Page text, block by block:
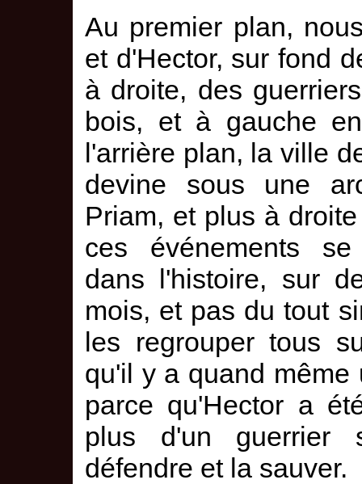
Au premier plan,
et d'Hector, sur fond
à droite, des
bois, et à gauche
l'arrière plan, la ville
devine sous une
Priam, et plus à
ces événements se
dans l'histoire, sur
mois, et pas du tout
les regrouper tous
qu'il y a quand même
parce qu'Hector a
plus d'un guerrier
défendre et la sauver.